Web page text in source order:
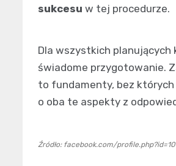
sukcesu w tej procedurze.
Dla wszystkich
świadome przygotowanie.
to fundamenty, bez
o oba te aspekty z
Źródło: facebook.com/